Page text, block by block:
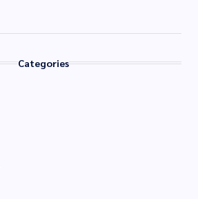
Categories